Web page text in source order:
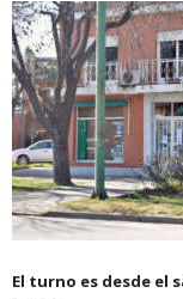
El turno es desde el